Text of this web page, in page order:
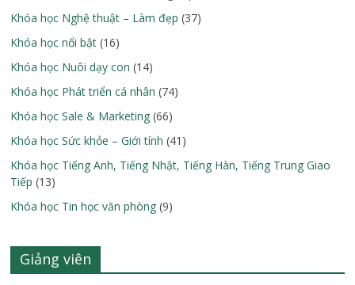
Khóa học Nghệ thuật – Làm đẹp (37)
Khóa học nổi bật (16)
Khóa học Nuôi dạy con (14)
Khóa học Phát triển cá nhân (74)
Khóa học Sale & Marketing (66)
Khóa học Sức khỏe – Giới tính (41)
Khóa học Tiếng Anh, Tiếng Nhật, Tiếng Hàn, Tiếng Trung Giao
Tiếp (13)
Khóa học Tin học văn phòng (9)
Giảng viên